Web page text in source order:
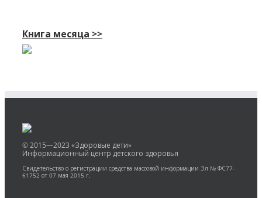
Книга месяца >>
© 2015—2023 «Здоровые дети»
Информационный центр детского здоровья
Свидетельство о регистрации средства массовой информации Эл № ФС77-
61752 от 07 мая 2015 г.